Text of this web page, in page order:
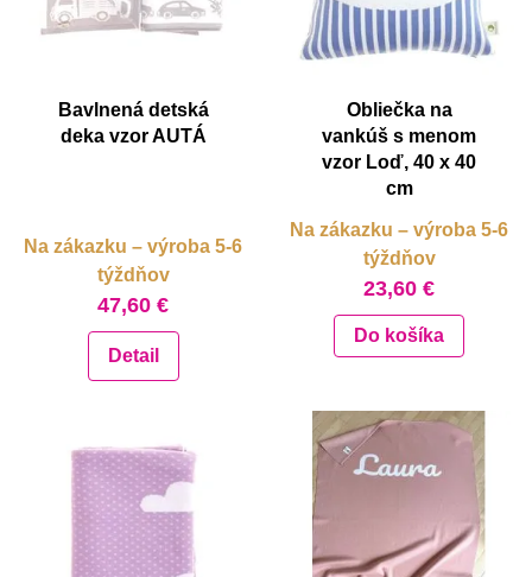
Bavlnená detská
deka vzor AUTÁ
Na zákazku – výroba 5-6
týždňov
47,60 €
Detail
Obliečka na
vankúš s menom
vzor Loď, 40 x 40
cm
Na zákazku – výroba 5-6
týždňov
23,60 €
Do košíka